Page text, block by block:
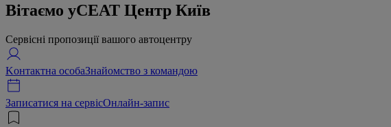
Вітаємо уСЕАТ Центр Київ
Сервісні пропозиції вашого автоцентру
Kонтактна особаЗнайомство з командою
Записатися на сервісОнлайн-запис